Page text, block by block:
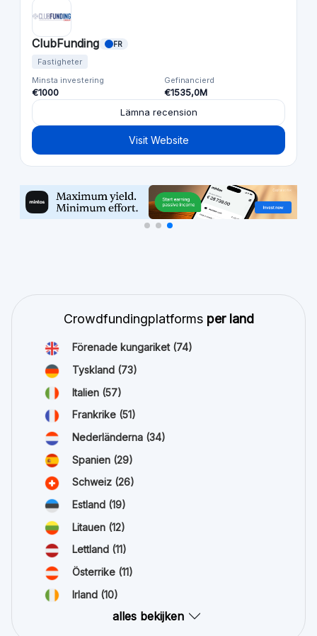
ClubFunding FR
Fastigheter
Minsta investering
€1000
Gefinancierd
€1535,0M
Lämna recension
Visit Website
Crowdfundingplatforms per land
Förenade kungariket (74)
Tyskland (73)
Italien (57)
Frankrike (51)
Nederländerna (34)
Spanien (29)
Schweiz (26)
Estland (19)
Litauen (12)
Lettland (11)
Österrike (11)
Irland (10)
alles bekijken